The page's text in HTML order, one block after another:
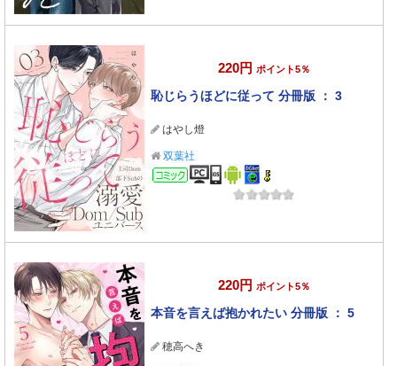
220円 ポイント5％
恥じらうほどに従って 分冊版 ： 3
はやし燈
双葉社
コミック
220円 ポイント5％
本音を言えば抱かれたい 分冊版 ： 5
穂高へき